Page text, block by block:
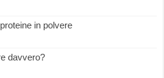
in polvere
davvero?